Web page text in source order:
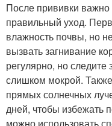
После прививки
правильный уход.
влажность почвы, но
вызвать загнивание
регулярно, но
слишком мокрой.
прямых солнечных
дней, чтобы избежать